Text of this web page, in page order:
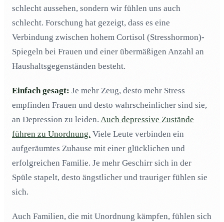
Mehr Möbel kaufen, um Sachen darin zu halten
Greifen Sie einen Raum nach dem anderen an
Gegenstände spenden, verkaufen oder recyceln
07Legen Sie die Dinge weg, nachdem Sie sie benutzt
haben
08Eine Reinigungsfirma beauftragen
09Versuchen Sie, Spaß zu haben
schlecht aussehen, sondern wir fühlen uns auch
schlecht. Forschung hat gezeigt, dass es eine
Verbindung zwischen hohem Cortisol (Stresshormon)-
Spiegeln bei Frauen und einer übermäßigen Anzahl an
Haushaltsgegenständen besteht.
Einfach gesagt: Je mehr Zeug, desto mehr Stress
empfinden Frauen und desto wahrscheinlicher sind sie,
an Depression zu leiden. Auch depressive Zustände
führen zu Unordnung. Viele Leute verbinden ein
aufgeräumtes Zuhause mit einer glücklichen und
erfolgreichen Familie. Je mehr Geschirr sich in der
Spüle stapelt, desto ängstlicher und trauriger fühlen sie
sich.
Auch Familien, die mit Unordnung kämpfen, fühlen sich